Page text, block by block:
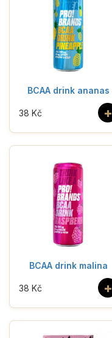
BCAA drink ananas
+
38 Kč
BCAA drink malina
+
38 Kč